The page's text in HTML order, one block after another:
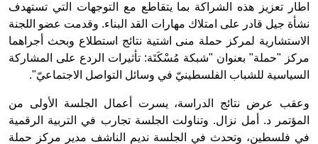
اطار تعزيز هذه الشراكة بما يتقاطع مع التوجهات التي تستهدف
نشأة جيل قادر على امتلاك مهارات القد البناء. وقدمت عضو اللجنة
الاستشارية لمركز حملة منى اشتية نتائج استطلاع وبحث أجراهما
مركز "حملة" بعنوان "شبكة مُسْكَتَة: تأثيرات الردع على المشاركة
السياسية للشباب الفلسطينيّ في وسائل التواصل الاجتماعيّ".
وعقب عرض نتائج الدراسة، يسرت أعمال الجلسة الأولى من
المؤتمر د. أمل نزال. وتناولت الجلسة تجارب في التربية الرقمية
في فلسطين، وتحدث في الجلسة نديم الناشف مدير مركز حملة